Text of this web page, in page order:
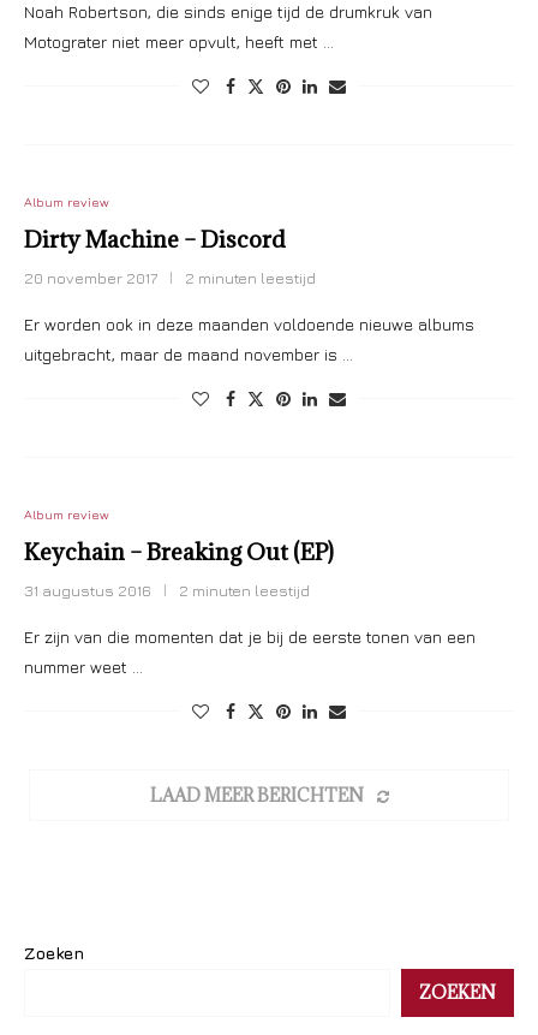
Noah Robertson, die sinds enige tijd de drumkruk van
Motograter niet meer opvult, heeft met …
Album review
Dirty Machine – Discord
20 november 2017 2 minuten leestijd
Er worden ook in deze maanden voldoende nieuwe albums
uitgebracht, maar de maand november is …
Album review
Keychain – Breaking Out (EP)
31 augustus 2016 2 minuten leestijd
Er zijn van die momenten dat je bij de eerste tonen van een
nummer weet …
LAAD MEER BERICHTEN
Zoeken
ZOEKEN